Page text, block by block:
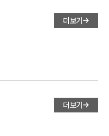
슈어
담예약
더보기
더보기